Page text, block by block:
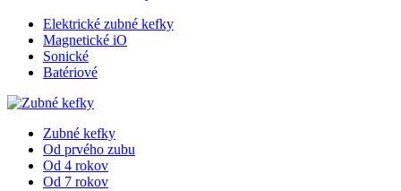
Elektrické zubné kefky
Magnetické iO
Sonické
Batériové
Zubné kefky
Od prvého zubu
Od 4 rokov
Od 7 rokov